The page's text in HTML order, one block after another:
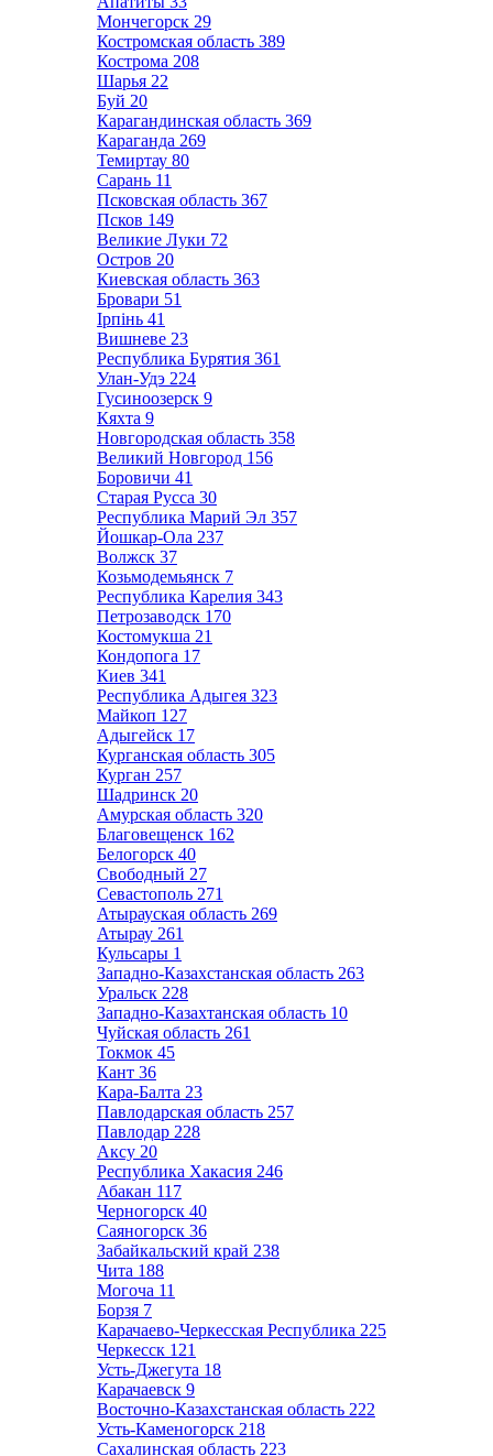
Мончегорск 29
Костромская область 389
Кострома 208
Шарья 22
Буй 20
Карагандинская область 369
Караганда 269
Темиртау 80
Сарань 11
Псковская область 367
Псков 149
Великие Луки 72
Остров 20
Киевская область 363
Бровари 51
Ірпінь 41
Вишневе 23
Республика Бурятия 361
Улан-Удэ 224
Гусиноозерск 9
Кяхта 9
Новгородская область 358
Великий Новгород 156
Боровичи 41
Старая Русса 30
Республика Марий Эл 357
Йошкар-Ола 237
Волжск 37
Козьмодемьянск 7
Республика Карелия 343
Петрозаводск 170
Костомукша 21
Кондопога 17
Киев 341
Республика Адыгея 323
Майкоп 127
Адыгейск 17
Курганская область 305
Курган 257
Шадринск 20
Амурская область 320
Благовещенск 162
Белогорск 40
Свободный 27
Севастополь 271
Атырауская область 269
Атырау 261
Кульсары 1
Западно-Казахстанская область 263
Уральск 228
Западно-Казахтанская область 10
Чуйская область 261
Токмок 45
Кант 36
Кара-Балта 23
Павлодарская область 257
Павлодар 228
Аксу 20
Республика Хакасия 246
Абакан 117
Черногорск 40
Саяногорск 36
Забайкальский край 238
Чита 188
Могоча 11
Борзя 7
Карачаево-Черкесская Республика 225
Черкесск 121
Усть-Джегута 18
Карачаевск 9
Восточно-Казахстанская область 222
Усть-Каменогорск 218
Сахалинская область 223